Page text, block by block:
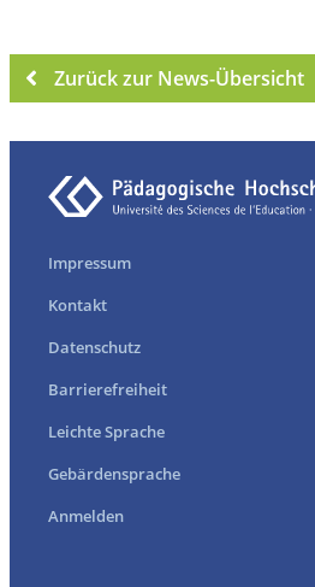
Zurück zur News-Übersicht
Impressum
Kontakt
Datenschutz
Barrierefreiheit
Leichte Sprache
Gebärdensprache
Anmelden